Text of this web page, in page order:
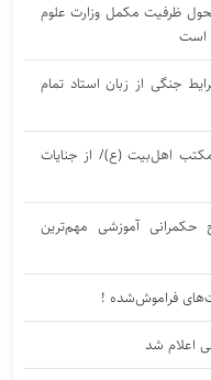
ظرفیت مکمل وزارت علوم
است
جنگی از زبان استاد تمام
اهل‌بیت (ع)/ از جنایات
آموزشی مهم‌ترین
فراموش‌شده !
اعلام شد